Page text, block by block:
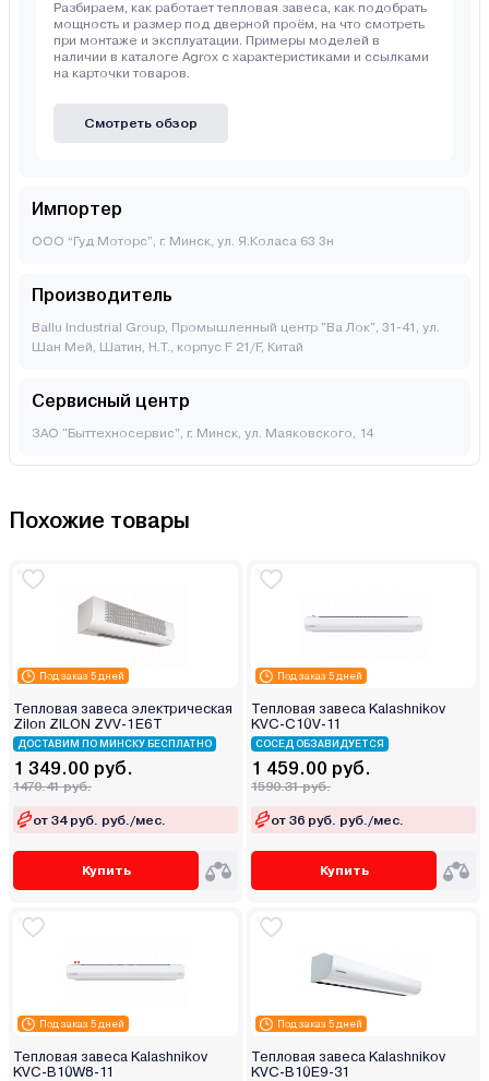
Разбираем, как работает тепловая завеса, как подобрать
мощность и размер под дверной проём, на что смотреть
при монтаже и эксплуатации. Примеры моделей в
наличии в каталоге Agrox с характеристиками и ссылками
на карточки товаров.
Смотреть обзор
Импортер
ООО “Гуд Моторс”, г. Минск, ул. Я.Коласа 63 3н
Производитель
Ballu Industrial Group, Промышленный центр "Ва Лок", 31-41, ул.
Шан Мей, Шатин, Н.Т., корпус F 21/F, Китай
Сервисный центр
ЗАО "Быттехносервис", г. Минск, ул. Маяковского, 14
Похожие товары
Под заказ 5 дней
Тепловая завеса электрическая
Zilon ZILON ZVV-1E6T
ДОСТАВИМ ПО МИНСКУ БЕСПЛАТНО
1 349.00 руб.
1470.41 руб.
от 34 руб. руб./мес.
Купить
Под заказ 5 дней
Тепловая завеса Kalashnikov
KVС-C10V-11
СОСЕД ОБЗАВИДУЕТСЯ
1 459.00 руб.
1590.31 руб.
от 36 руб. руб./мес.
Купить
Под заказ 5 дней
Тепловая завеса Kalashnikov
KVС-B10W8-11
Под заказ 5 дней
Тепловая завеса Kalashnikov
KVС-B10E9-31